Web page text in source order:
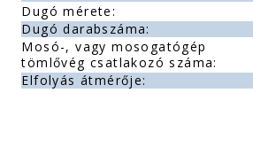
Dugó mérete:
Dugó darabszáma:
Mosó-, vagy mosogatógép
tömlővég csatlakozó száma:
Elfolyás átmérője: